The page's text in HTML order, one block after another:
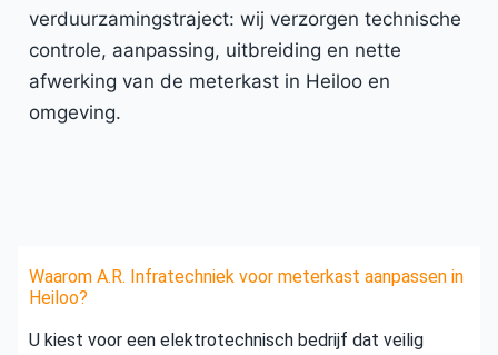
verduurzamingstraject: wij verzorgen technische
controle, aanpassing, uitbreiding en nette
afwerking van de meterkast in Heiloo en
omgeving.
Waarom A.R. Infratechniek voor meterkast aanpassen in
Heiloo?
U kiest voor een elektrotechnisch bedrijf dat veilig